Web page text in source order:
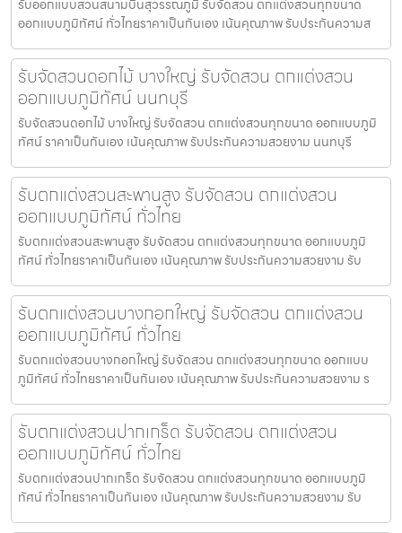
รับออกแบบสวนสนามบินสุวรรณภูมิ รับจัดสวน ตกแต่งสวนทุกขนาด
ออกแบบภูมิทัศน์ ทั่วไทยราคาเป็นกันเอง เน้นคุณภาพ รับประกันความส
รับจัดสวนดอกไม้ บางใหญ่ รับจัดสวน ตกแต่งสวน
ออกแบบภูมิทัศน์ นนทบุรี
รับจัดสวนดอกไม้ บางใหญ่ รับจัดสวน ตกแต่งสวนทุกขนาด ออกแบบภูมิ
ทัศน์ ราคาเป็นกันเอง เน้นคุณภาพ รับประกันความสวยงาม นนทบุรี
รับตกแต่งสวนสะพานสูง รับจัดสวน ตกแต่งสวน
ออกแบบภูมิทัศน์ ทั่วไทย
รับตกแต่งสวนสะพานสูง รับจัดสวน ตกแต่งสวนทุกขนาด ออกแบบภูมิ
ทัศน์ ทั่วไทยราคาเป็นกันเอง เน้นคุณภาพ รับประกันความสวยงาม รับ
รับตกแต่งสวนบางกอกใหญ่ รับจัดสวน ตกแต่งสวน
ออกแบบภูมิทัศน์ ทั่วไทย
รับตกแต่งสวนบางกอกใหญ่ รับจัดสวน ตกแต่งสวนทุกขนาด ออกแบบ
ภูมิทัศน์ ทั่วไทยราคาเป็นกันเอง เน้นคุณภาพ รับประกันความสวยงาม ร
รับตกแต่งสวนปากเกร็ด รับจัดสวน ตกแต่งสวน
ออกแบบภูมิทัศน์ ทั่วไทย
รับตกแต่งสวนปากเกร็ด รับจัดสวน ตกแต่งสวนทุกขนาด ออกแบบภูมิ
ทัศน์ ทั่วไทยราคาเป็นกันเอง เน้นคุณภาพ รับประกันความสวยงาม รับ